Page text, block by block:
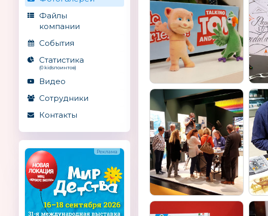
Файлы
компании
События
Статистика
(0 kidsпоинтов)
Видео
Сотрудники
Контакты